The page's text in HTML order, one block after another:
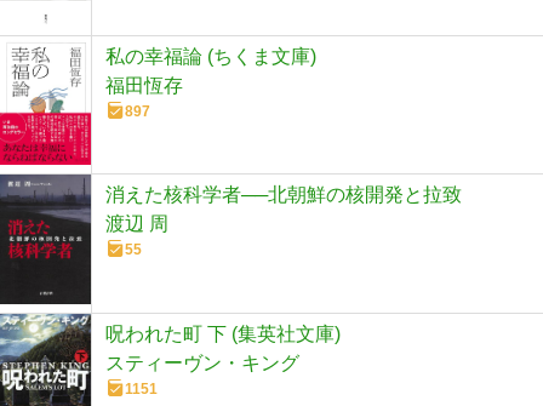
私の幸福論 (ちくま文庫)
福田恆存
897
消えた核科学者──北朝鮮の核開発と拉致
渡辺 周
55
呪われた町 下 (集英社文庫)
スティーヴン・キング
1151